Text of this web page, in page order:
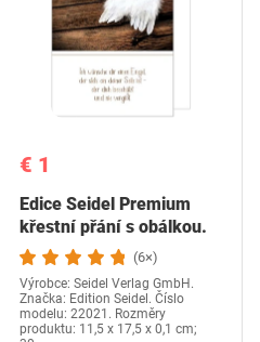
€ 1
Edice Seidel Premium
křestní přání s obálkou.
Přání ke křtu…(6×)
Výrobce: Seidel Verlag GmbH.
Značka: Edition Seidel. Číslo
modelu: 22021. Rozměry
produktu: 11,5 x 17,5 x 0,1 cm;